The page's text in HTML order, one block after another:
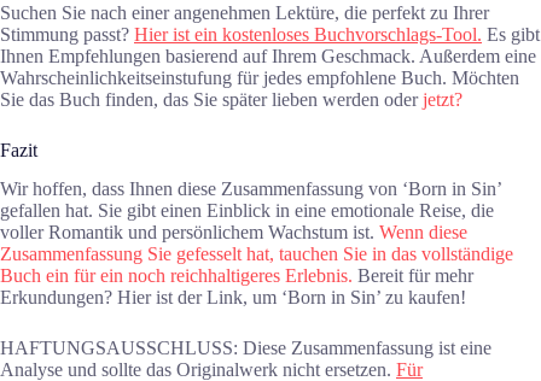
Suchen Sie nach einer angenehmen Lektüre, die perfekt zu Ihrer
Stimmung passt? Hier ist ein kostenloses Buchvorschlags-Tool. Es gibt
Ihnen Empfehlungen basierend auf Ihrem Geschmack. Außerdem eine
Wahrscheinlichkeitseinstufung für jedes empfohlene Buch. Möchten
Sie das Buch finden, das Sie später lieben werden oderjetzt?
Fazit
Wir hoffen, dass Ihnen diese Zusammenfassung von ‘Born in Sin’
gefallen hat. Sie gibt einen Einblick in eine emotionale Reise, die
voller Romantik und persönlichem Wachstum ist. Wenn diese
Zusammenfassung Sie gefesselt hat, tauchen Sie in das vollständige
Buch ein für ein noch reichhaltigeres Erlebnis. Bereit für mehr
Erkundungen? Hier ist der Link, um ‘Born in Sin’ zu kaufen!
HAFTUNGSAUSSCHLUSS: Diese Zusammenfassung ist eine
Analyse und sollte das Originalwerk nicht ersetzen. Für